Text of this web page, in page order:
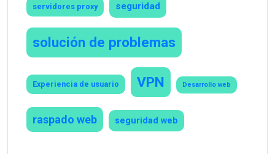
servidores proxy seguridad
solución de problemas
Experiencia de usuario VPN Desarrollo web
raspado web seguridad web